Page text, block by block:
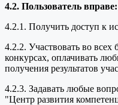
4.2. Пользователь вправе:
4.2.1. Получить доступ к
4.2.2. Участвовать во всех
конкурсах, оплачивать
получения результатов
4.2.3. Задавать любые
"Центр развития